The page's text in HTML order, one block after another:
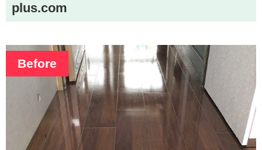
plus.com
Before